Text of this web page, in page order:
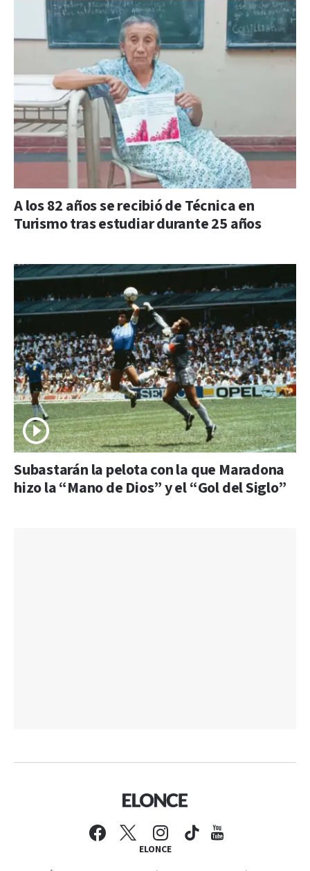
A los 82 años se recibió de Técnica en
Turismo tras estudiar durante 25 años
Subastarán la pelota con la que Maradona
hizo la “Mano de Dios” y el “Gol del Siglo”
ELONCE